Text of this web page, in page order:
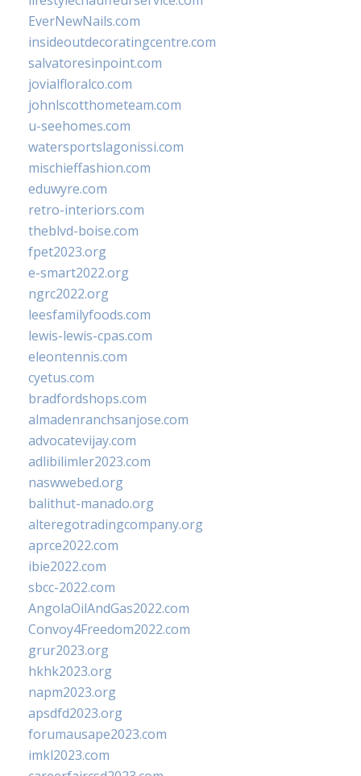
EverNewNails.com
insideoutdecoratingcentre.com
salvatoresinpoint.com
jovialfloralco.com
johnlscotthometeam.com
u-seehomes.com
watersportslagonissi.com
mischieffashion.com
eduwyre.com
retro-interiors.com
theblvd-boise.com
fpet2023.org
e-smart2022.org
ngrc2022.org
leesfamilyfoods.com
lewis-lewis-cpas.com
eleontennis.com
cyetus.com
bradfordshops.com
almadenranchsanjose.com
advocatevijay.com
adlibilimler2023.com
naswwebed.org
balithut-manado.org
alteregotradingcompany.org
aprce2022.com
ibie2022.com
sbcc-2022.com
AngolaOilAndGas2022.com
Convoy4Freedom2022.com
grur2023.org
hkhk2023.org
napm2023.org
apsdfd2023.org
forumausape2023.com
imkl2023.com